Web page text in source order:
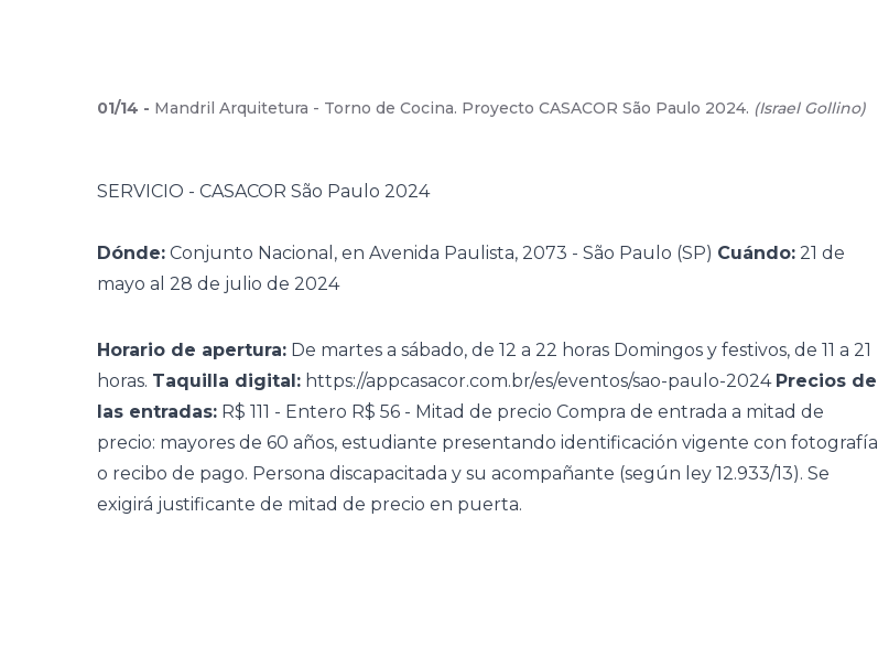
01/14 - Mandril Arquitetura - Torno de Cocina. Proyecto CASACOR São Paulo 2024. (Israel Gollino)
SERVICIO - CASACOR São Paulo 2024
Dónde: Conjunto Nacional, en Avenida Paulista, 2073 - São Paulo (SP) Cuándo: 21 de
mayo al 28 de julio de 2024
Horario de apertura: De martes a sábado, de 12 a 22 horas Domingos y festivos, de 11 a 21
horas. Taquilla digital: https://appcasacor.com.br/es/eventos/sao-paulo-2024 Precios de
las entradas: R$ 111 - Entero R$ 56 - Mitad de precio Compra de entrada a mitad de
precio: mayores de 60 años, estudiante presentando identificación vigente con fotografía
o recibo de pago. Persona discapacitada y su acompañante (según ley 12.933/13). Se
exigirá justificante de mitad de precio en puerta.